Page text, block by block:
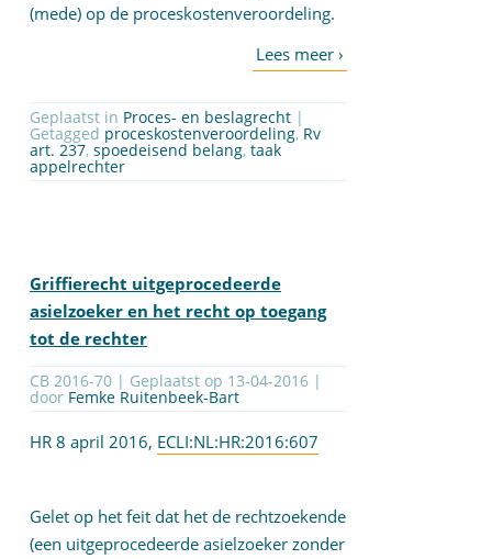
(mede) op de proceskostenveroordeling.
Geplaatst in Proces- en beslagrecht
Getagged proceskostenveroordeling,Rv
art. 237, spoedeisend belang, taak
appelrechter
Griffierecht uitgeprocedeerde
asielzoeker en het recht op toegang
tot de rechter
CB 2016-70 | Geplaatst op 13-04-2016 |
door Femke Ruitenbeek-Bart
HR 8 april 2016, ECLI:NL:HR:2016:607
Gelet op het feit dat het de rechtzoekende
(een uitgeprocedeerde asielzoeker zonder